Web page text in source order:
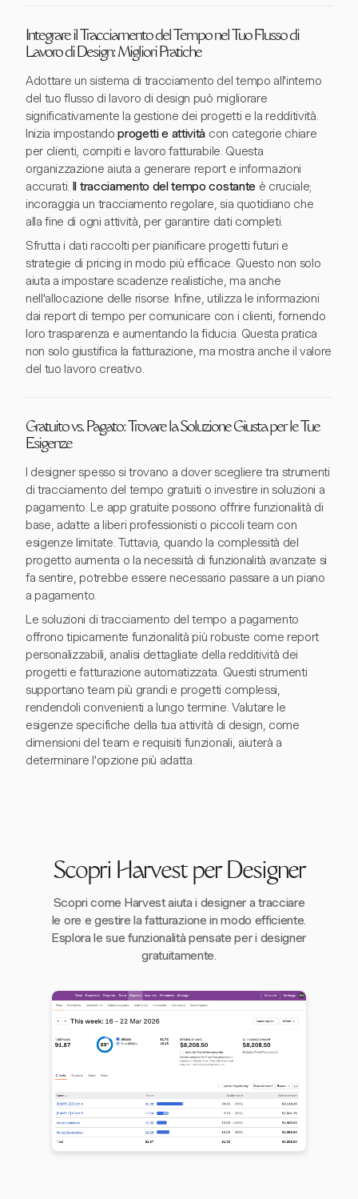
Integrare il Tracciamento del Tempo nel Tuo Flusso di
Lavoro di Design: Migliori Pratiche
Adottare un sistema di tracciamento del tempo all'interno
del tuo flusso di lavoro di design può migliorare
significativamente la gestione dei progetti e la redditività.
Inizia impostandoprogetti e attività con categorie chiare
per clienti, compiti e lavoro fatturabile. Questa
organizzazione aiuta a generare report e informazioni
accurati. Il tracciamento del tempo costanteè cruciale;
incoraggia un tracciamento regolare, sia quotidiano che
alla fine di ogni attività, per garantire dati completi.
Sfrutta i dati raccolti per pianificare progetti futuri e
strategie di pricing in modo più efficace. Questo non solo
aiuta a impostare scadenze realistiche, ma anche
nell'allocazione delle risorse. Infine, utilizza le informazioni
dai report di tempo per comunicare con i clienti, fornendo
loro trasparenza e aumentando la fiducia. Questa pratica
non solo giustifica la fatturazione, ma mostra anche il valore
del tuo lavoro creativo.
Gratuito vs. Pagato: Trovare la Soluzione Giusta per le Tue
Esigenze
I designer spesso si trovano a dover scegliere tra strumenti
di tracciamento del tempo gratuiti o investire in soluzioni a
pagamento. Le app gratuite possono offrire funzionalità di
base, adatte a liberi professionisti o piccoli team con
esigenze limitate. Tuttavia, quando la complessità del
progetto aumenta o la necessità di funzionalità avanzate si
fa sentire, potrebbe essere necessario passare a un piano
a pagamento.
Le soluzioni di tracciamento del tempo a pagamento
offrono tipicamente funzionalità più robuste come report
personalizzabili, analisi dettagliate della redditività dei
progetti e fatturazione automatizzata. Questi strumenti
supportano team più grandi e progetti complessi,
rendendoli convenienti a lungo termine. Valutare le
esigenze specifiche della tua attività di design, come
dimensioni del team e requisiti funzionali, aiuterà a
determinare l'opzione più adatta.
Scopri Harvest per Designer
Scopri come Harvest aiuta i designer a tracciare
le ore e gestire la fatturazione in modo efficiente.
Esplora le sue funzionalità pensate per i designer
gratuitamente.